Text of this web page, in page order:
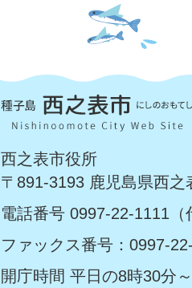
西之表市役所
〒891-3193 鹿児島県西
電話番号 0997-22-1111（
ファックス番号：0997-
開庁時間 平日の8時30分